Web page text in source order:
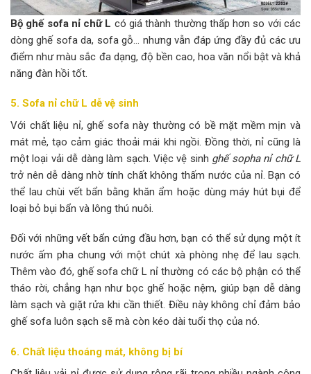
Bộ ghế sofa nỉ chữ L có giá thành thường thấp hơn so với các
dòng ghế sofa da, sofa gỗ… nhưng vẫn đáp ứng đầy đủ các ưu
điểm như màu sắc đa dạng, độ bền cao, hoa văn nổi bật và khả
năng đàn hồi tốt.
5. Sofa nỉ chữ L dễ vệ sinh
Với chất liệu nỉ, ghế sofa này thường có bề mặt mềm mịn và
mát mẻ, tạo cảm giác thoải mái khi ngồi. Đồng thời, nỉ cũng là
một loại vải dễ dàng làm sạch. Việc vệ sinh ghế sopha nỉ chữ L
trở nên dễ dàng nhờ tính chất không thấm nước của nỉ. Bạn có
thể lau chùi vết bẩn bằng khăn ẩm hoặc dùng máy hút bụi để
loại bỏ bụi bẩn và lông thú nuôi.
Đối với những vết bẩn cứng đầu hơn, bạn có thể sử dụng một ít
nước ấm pha chung với một chút xà phòng nhẹ để lau sạch.
Thêm vào đó, ghế sofa chữ L nỉ thường có các bộ phận có thể
tháo rời, chẳng hạn như bọc ghế hoặc nệm, giúp bạn dễ dàng
làm sạch và giặt rửa khi cần thiết. Điều này không chỉ đảm bảo
ghế sofa luôn sạch sẽ mà còn kéo dài tuổi thọ của nó.
6. Chất liệu thoáng mát, không bị bí